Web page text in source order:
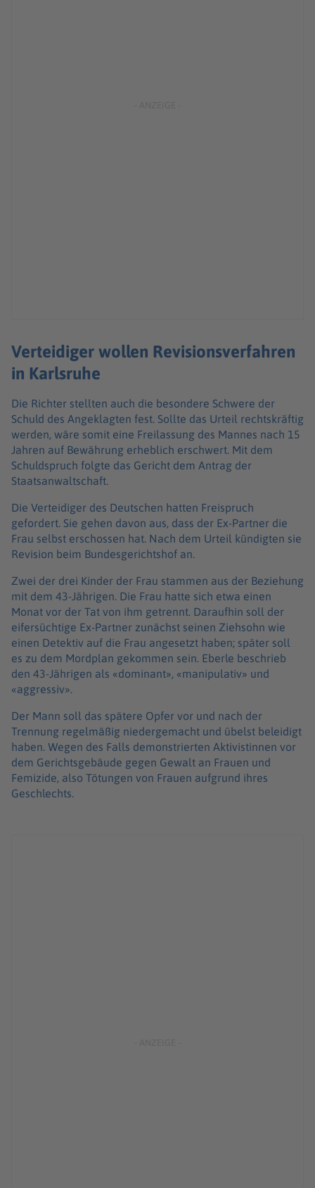
Verteidiger wollen Revisionsverfahren
in Karlsruhe
Die Richter stellten auch die besondere Schwere der
Schuld des Angeklagten fest. Sollte das Urteil rechtskräftig
werden, wäre somit eine Freilassung des Mannes nach 15
Jahren auf Bewährung erheblich erschwert. Mit dem
Schuldspruch folgte das Gericht dem Antrag der
Staatsanwaltschaft.
Die Verteidiger des Deutschen hatten Freispruch
gefordert. Sie gehen davon aus, dass der Ex-Partner die
Frau selbst erschossen hat. Nach dem Urteil kündigten sie
Revision beim Bundesgerichtshof an.
Zwei der drei Kinder der Frau stammen aus der Beziehung
mit dem 43-Jährigen. Die Frau hatte sich etwa einen
Monat vor der Tat von ihm getrennt. Daraufhin soll der
eifersüchtige Ex-Partner zunächst seinen Ziehsohn wie
einen Detektiv auf die Frau angesetzt haben; später soll
es zu dem Mordplan gekommen sein. Eberle beschrieb
den 43-Jährigen als «dominant», «manipulativ» und
«aggressiv».
Der Mann soll das spätere Opfer vor und nach der
Trennung regelmäßig niedergemacht und übelst beleidigt
haben. Wegen des Falls demonstrierten Aktivistinnen vor
dem Gerichtsgebäude gegen Gewalt an Frauen und
Femizide, also Tötungen von Frauen aufgrund ihres
Geschlechts.